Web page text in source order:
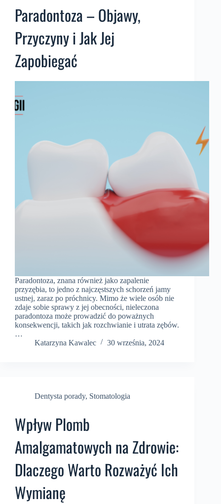
Paradontoza – Objawy,
Przyczyny i Jak Jej
Zapobiegać
Paradontoza, znana również jako zapalenie
przyzębia, to jedno z najczęstszych schorzeń jamy
ustnej, zaraz po próchnicy. Mimo że wiele osób nie
zdaje sobie sprawy z jej obecności, nieleczona
paradontoza może prowadzić do poważnych
konsekwencji, takich jak rozchwianie i utrata zębów.
…
Katarzyna Kawalec
30 września, 2024
Dentysta porady, Stomatologia
Wpływ Plomb
Amalgamatowych na Zdrowie:
Dlaczego Warto Rozważyć Ich
Wymianę